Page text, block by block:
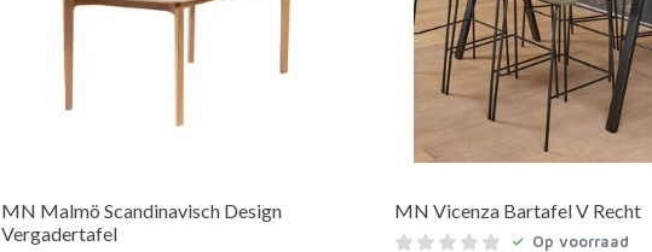
MN Malmö Scandinavisch Design
Vergadertafel
MN Vicenza Bartafel V Recht
Op voorraad